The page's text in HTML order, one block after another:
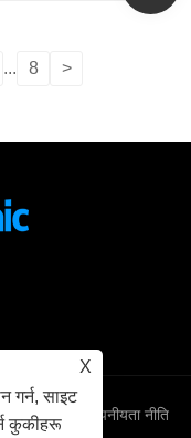
... 8 >
X
गर्न, साइट
कुकीहरू
XML गोपनीयता नीति